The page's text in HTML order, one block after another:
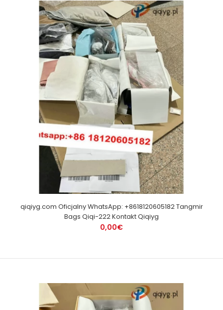
qiqiyg.com Oficjalny WhatsApp: +8618120605182 Tangmir
Bags Qiqi-222 Kontakt Qiqiyg
0,00€